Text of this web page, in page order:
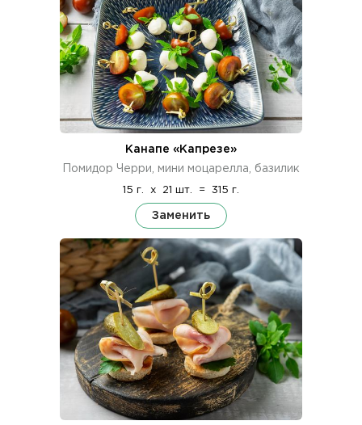
Канапе «Капрезе»
Помидор Черри, мини моцарелла, базилик
15 г. x 21 шт. = 315 г.
Заменить